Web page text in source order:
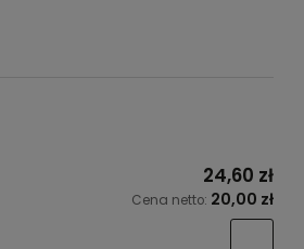
24,60 zł
Cena netto: 20,00 zł